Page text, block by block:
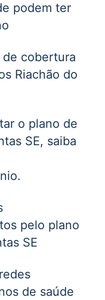
podem ter
cobertura
Riachão do
o plano de
SE, saiba
pelo plano
SE
de saúde